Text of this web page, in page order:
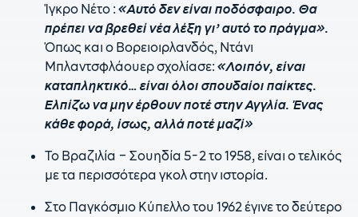
Ίγκρο Νέτο : «Αυτό δεν είναι ποδόσφαιρο. Θα
πρέπει να βρεθεί νέα λέξη γι’ αυτό το πράγμα».
Όπως και ο Βορειοιρλανδός, Ντάνι
Μπλαντσφλάουερ σχολίασε: «Λοιπόν, είναι
καταπληκτικό… είναι όλοι σπουδαίοι παίκτες.
Ελπίζω να μην έρθουν ποτέ στην Αγγλία. Ένας
κάθε φορά, ίσως, αλλά ποτέ μαζί»
Το Βραζιλία – Σουηδία 5-2 το 1958, είναι ο τελικός
με τα περισσότερα γκολ στην ιστορία.
Στο Παγκόσμιο Κύπελλο του 1962 έγινε το δεύτερο